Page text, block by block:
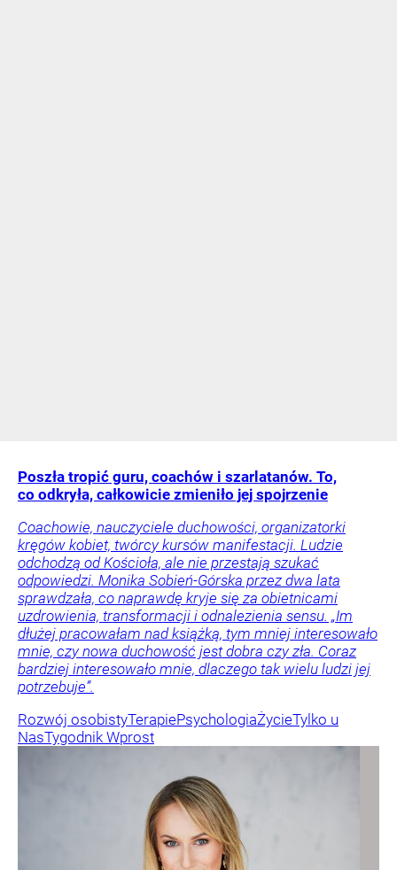
Poszła tropić guru, coachów i szarlatanów. To,
co odkryła, całkowicie zmieniło jej spojrzenie
Coachowie, nauczyciele duchowości, organizatorki
kręgów kobiet, twórcy kursów manifestacji. Ludzie
odchodzą od Kościoła, ale nie przestają szukać
odpowiedzi. Monika Sobień-Górska przez dwa lata
sprawdzała, co naprawdę kryje się za obietnicami
uzdrowienia, transformacji i odnalezienia sensu. „Im
dłużej pracowałam nad książką, tym mniej interesowało
mnie, czy nowa duchowość jest dobra czy zła. Coraz
bardziej interesowało mnie, dlaczego tak wielu ludzi jej
potrzebuje”.
Rozwój osobistyTerapiePsychologiaŻycieTylko u
NasTygodnik Wprost